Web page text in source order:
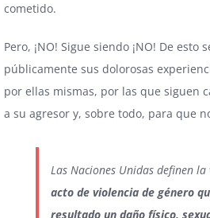
cometido.
Pero, ¡NO! Sigue siendo ¡NO! De
públicamente sus dolorosas
por ellas mismas, por las que siguen
a su agresor y, sobre todo, para que
Las Naciones Unidas definen
acto de violencia de género
resultado un daño físico,